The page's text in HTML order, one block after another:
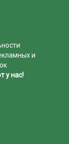
и
у нас!